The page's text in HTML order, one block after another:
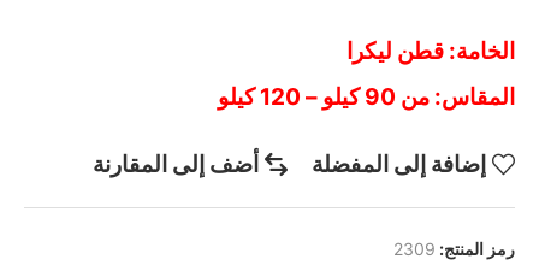
الخامة: قطن ليكرا
المقاس: من 90 كيلو – 120 كيلو
إضافة إلى المفضلة أضف إلى المقارنة
رمز المنتج: 2309